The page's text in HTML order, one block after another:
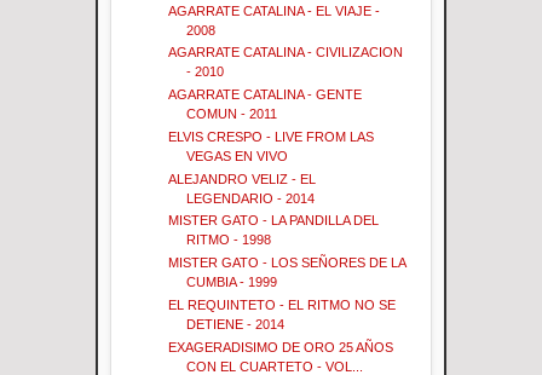
AGARRATE CATALINA - EL VIAJE -
2008
AGARRATE CATALINA - CIVILIZACION
- 2010
AGARRATE CATALINA - GENTE
COMUN - 2011
ELVIS CRESPO - LIVE FROM LAS
VEGAS EN VIVO
ALEJANDRO VELIZ - EL
LEGENDARIO - 2014
MISTER GATO - LA PANDILLA DEL
RITMO - 1998
MISTER GATO - LOS SEÑORES DE LA
CUMBIA - 1999
EL REQUINTETO - EL RITMO NO SE
DETIENE - 2014
EXAGERADISIMO DE ORO 25 AÑOS
CON EL CUARTETO - VOL...